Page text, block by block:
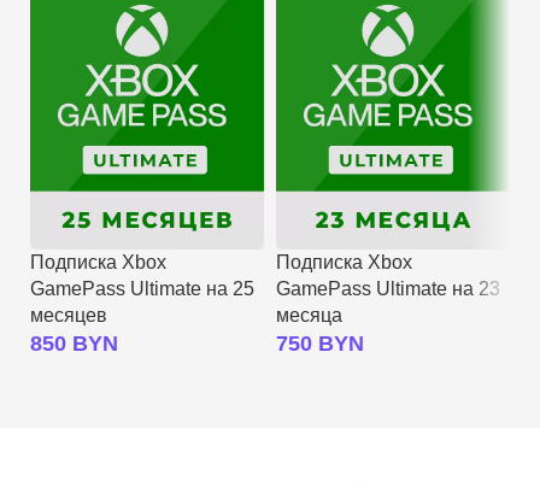
Подписка Xbox
GamePass Ultimate на 25
месяцев
850 BYN
Подписка Xbox
GamePass Ultimate на 23
месяца
750 BYN